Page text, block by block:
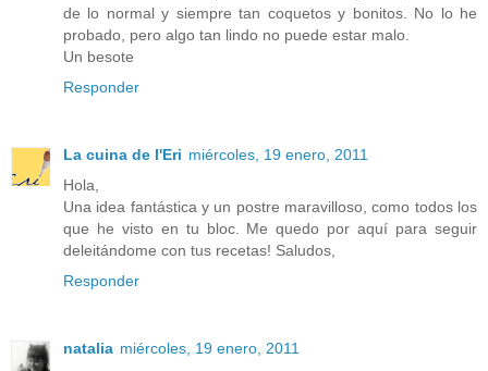
de lo normal y siempre tan coquetos y bonitos. No lo he
probado, pero algo tan lindo no puede estar malo.
Un besote
Responder
La cuina de l'Eri miércoles, 19 enero, 2011
Hola,
Una idea fantástica y un postre maravilloso, como todos los
que he visto en tu bloc. Me quedo por aquí para seguir
deleitándome con tus recetas! Saludos,
Responder
natalia miércoles, 19 enero, 2011